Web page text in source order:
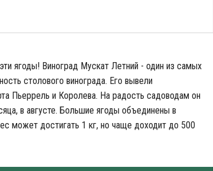
ягоды! Виноград Мускат Летний - один из самых
столового винограда. Его вывели
Пьеррель и Королева. На радость садоводам он
в августе. Большие ягоды объединены в
может достигать 1 кг, но чаще доходит до 500